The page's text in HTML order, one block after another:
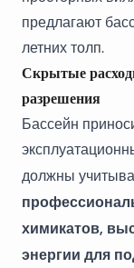
предлагают
летних толп.
Скрытые
разрешения
Бассейн
должны
химикатов,
энергии для